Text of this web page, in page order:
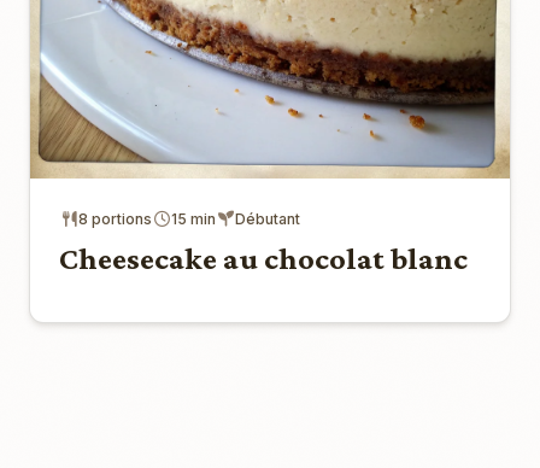
8 portions 15 min Débutant
Cheesecake au chocolat blanc